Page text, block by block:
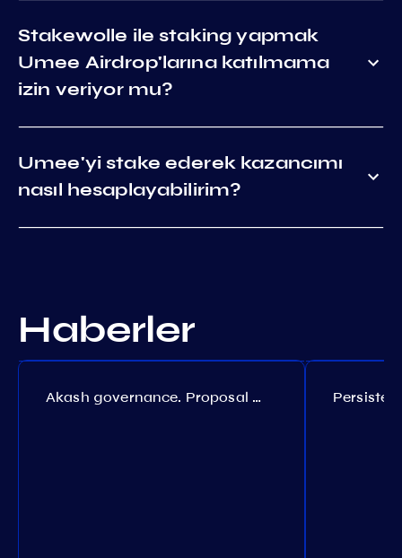
Stakewolle ile staking yapmak
Umee Airdrop'larına katılmama
izin veriyor mu?
Umee'yi stake ederek kazancımı
nasıl hesaplayabilirim?
Haberler
Akash governance. Proposal №308